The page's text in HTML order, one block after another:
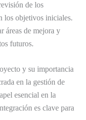
de los
los objetivos iniciales.
áreas de mejora y
futuros.
y su importancia
en la gestión de
esencial en la
es clave para